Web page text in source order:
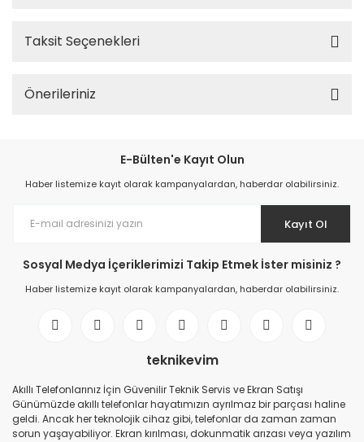
Taksit Seçenekleri
Önerileriniz
E-Bülten'e Kayıt Olun
Haber listemize kayıt olarak kampanyalardan, haberdar olabilirsiniz.
Kayıt Ol
Sosyal Medya İçeriklerimizi Takip Etmek İster misiniz ?
Haber listemize kayıt olarak kampanyalardan, haberdar olabilirsiniz.
teknikevim
Akıllı Telefonlarınız İçin Güvenilir Teknik Servis ve Ekran Satışı
Günümüzde akıllı telefonlar hayatımızın ayrılmaz bir parçası haline
geldi. Ancak her teknolojik cihaz gibi, telefonlar da zaman zaman
sorun yaşayabiliyor. Ekran kırılması, dokunmatik arızası veya yazılım